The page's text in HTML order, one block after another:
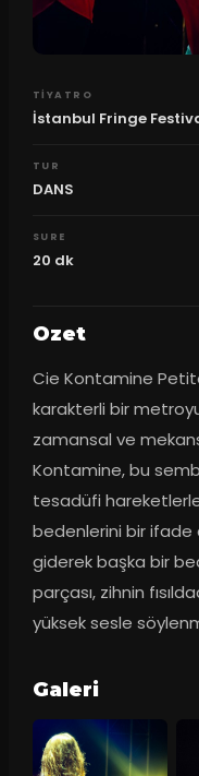
TIYATRO
İstanbul Fringe
TUR
DANS
SURE
20 dk
Ozet
Cie Kontamine
karakterli bir
zamansal ve
Kontamine, bu
tesadüfi hareketlerle
bedenlerini bir ifade
giderek başka bir
parçası, zihnin
yüksek sesle
Galeri